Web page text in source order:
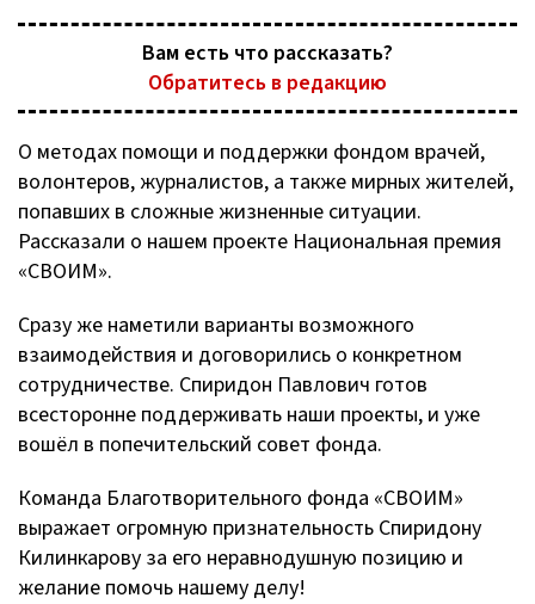
О методах помощи и поддержки фондом врачей,
волонтеров, журналистов, а также мирных жителей,
попавших в сложные жизненные ситуации.
Рассказали о нашем проекте Национальная премия
«СВОИМ».
Сразу же наметили варианты возможного
взаимодействия и договорились о конкретном
сотрудничестве. Спиридон Павлович готов
всесторонне поддерживать наши проекты, и уже
вошёл в попечительский совет фонда.
Команда Благотворительного фонда «СВОИМ»
выражает огромную признательность Спиридону
Килинкарову за его неравнодушную позицию и
желание помочь нашему делу!
Вам есть что рассказать?
Обратитесь в редакцию